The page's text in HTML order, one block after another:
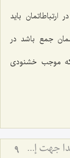
باید
جمع باشد در
که موجب خشنودی
ضرورت اجابت دعوت خدا و رسول خدا جهت إحیاء قلوب 9